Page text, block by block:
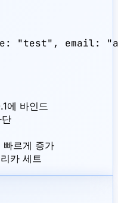
"test", email:
에 바인드
르게 증가
카 세트